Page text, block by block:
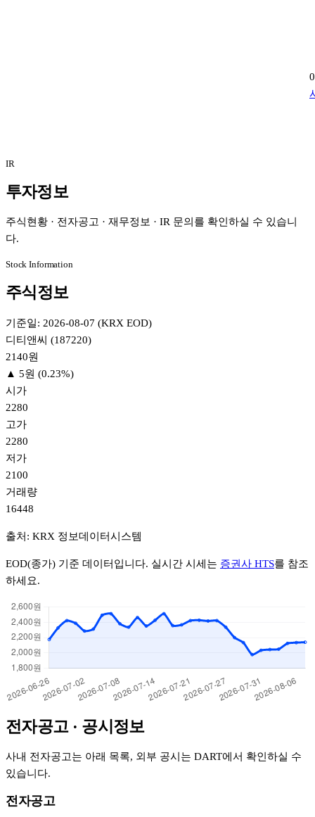
IR
투자정보
주식현황 · 전자공고 · 재무정보 · IR 문의를 확인하실 수 있습니
다.
Stock Information
주식정보
기준일: 2026-08-07 (KRX EOD)
디티앤씨 (187220)
2140원
▲ 5원 (0.23%)
시가
2280
고가
2280
저가
2100
거래량
16448
출처: KRX 정보데이터시스템
EOD(종가) 기준 데이터입니다. 실시간 시세는 증권사 HTS를 참조
하세요.
전자공고 · 공시정보
사내 전자공고는 아래 목록, 외부 공시는 DART에서 확인하실 수
있습니다.
전자공고